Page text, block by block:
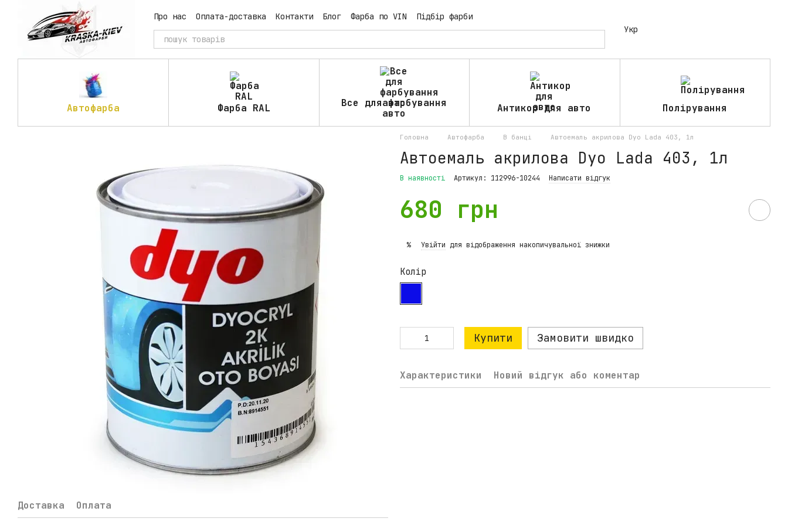
Перейти до основного контенту
Про нас Оплата-доставка Контакти Блог Фарба по VIN
Підбір фарби
Укр
Автофарба Фарба RAL
Все для фарбування
авто
Антикор для авто Полірування
Доставка Оплата
Головна Автофарба В банці Автоемаль акрилова Dyo Lada 403, 1л
Автоемаль акрилова Dyo Lada 403, 1л
В наявності Артикул: 112996-10244 Написати відгук
680 грн
% Увійти для відображення накопичувальної знижки
Колір
Купити Замовити швидко
Характеристики Новий відгук або коментар